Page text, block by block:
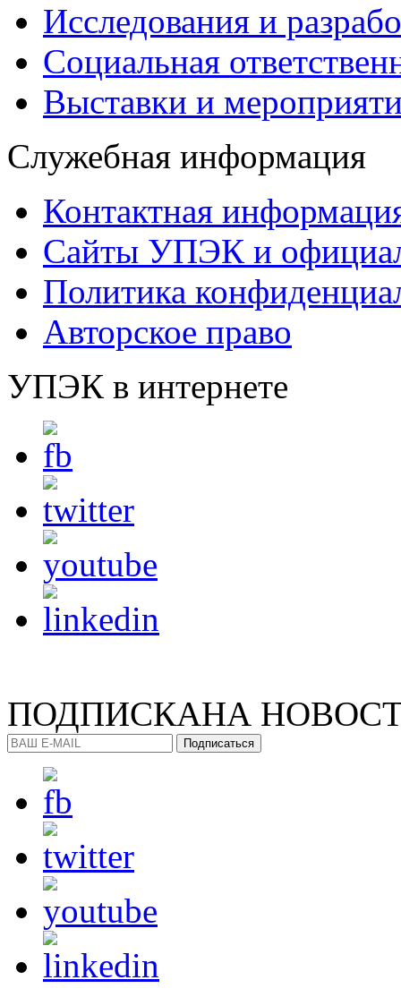
Исследования и
Социальная
Выставки и
Служебная информация
Контактная
Сайты УПЭК и
Политика
Авторское право
УПЭК в интернете
ПОДПИСКАНА
Подписаться